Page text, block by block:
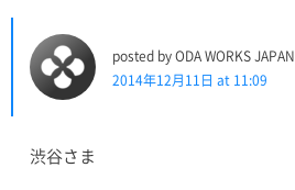
posted by ODA WORKS JAPAN
2014年12月11日 at 11:09
渋谷さま